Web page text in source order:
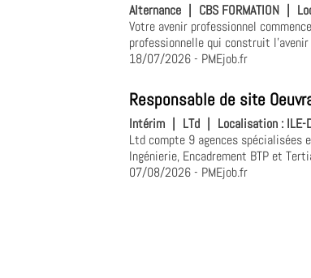
Alternance | CBS FORMATION |
Votre avenir professionnel
professionnelle qui construit l'avenir
18/07/2026- PMEjob.fr
Responsable de site
Intérim LTd Localisation : ILE-
Ltd compte 9 agences spécialisées
Ingénierie, Encadrement BTP et
07/08/2026- PMEjob.fr